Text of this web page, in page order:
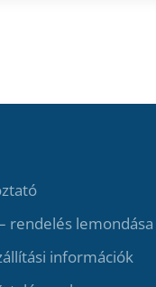
rendelés lemondása
információk